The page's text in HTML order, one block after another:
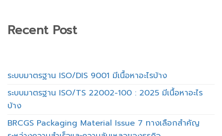
Recent Post
ระบบมาตรฐาน ISO/DIS 9001 มีเนื้อหาอะไรบ้าง
ระบบมาตรฐาน ISO/TS 22002-100 : 2025 มีเนื้อหาอะไร
บ้าง
BRCGS Packaging Material Issue 7 ทางเลือกสำคัญ